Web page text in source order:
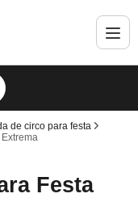
de circo para festa
Festa